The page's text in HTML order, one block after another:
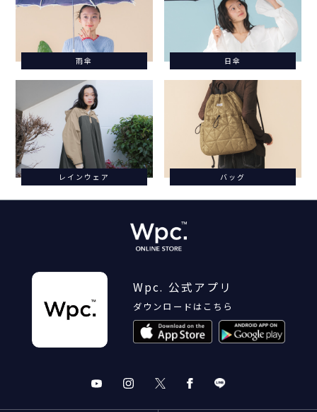
雨傘 日傘
レインウェア バッグ
Wpc. 公式アプリ
ダウンロードはこちら